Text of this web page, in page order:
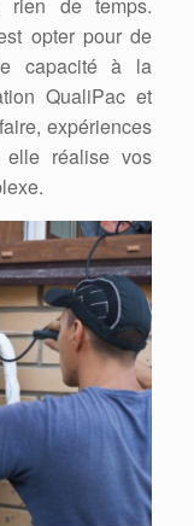
rien de temps.
opter pour de
capacité à la
QualiPac et
expériences
elle réalise vos